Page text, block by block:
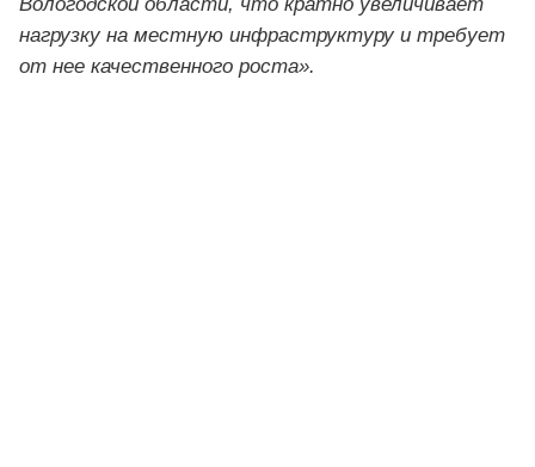
нагрузку на местную инфраструктуру и требует
от нее качественного роста».